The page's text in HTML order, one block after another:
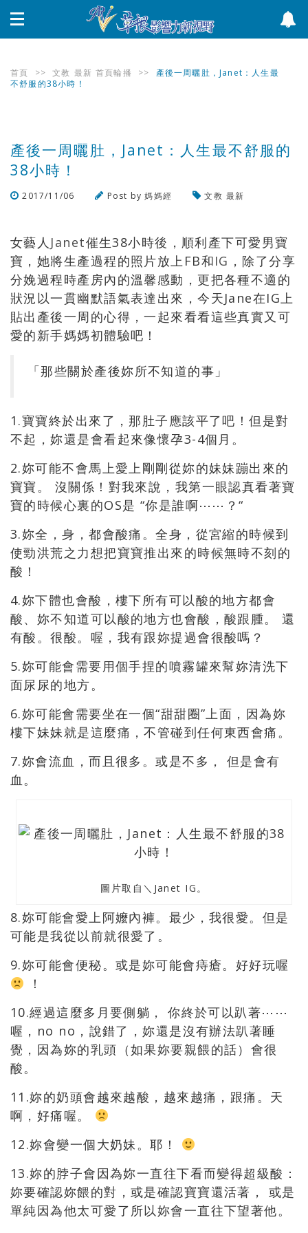
首頁 >> 文教 最新 首頁輪播 >>
產後一周曬肚，Janet：人生最
不舒服的38小時！
產後一周曬肚，Janet：人生最不舒服的
38小時！
2017/11/06 Post by媽媽經 文教 最新
女藝人 Janet催生38小時後，順利產下可愛男寶
寶，她將生產過程的照片放上FB和IG ，除了分享
分娩過程時產房內的溫馨感動，更把各種不適的
狀況以一貫幽默語氣表達出來，今天Jane在IG上
貼出產後一周的心得，一起來看看這些真實又可
愛的新手媽媽初體驗吧！
「那些關於產後妳所不知道的事」
1.寶寶終於出來了，那肚子應該平了吧！但是對
不起，妳還是會看起來像懷孕3-4個月。
2.妳可能不會馬上愛上剛剛從妳的妹妹蹦出來的
寶寶。 沒關係！對我來說，我第一眼認真看著寶
寶的時候心裏的OS是 “你是誰啊⋯⋯？“
3.妳全，身，都會酸痛。全身，從宮縮的時候到
使勁洪荒之力想把寶寶推出來的時候無時不刻的
酸！
4.妳下體也會酸，樓下所有可以酸的地方都會
酸、妳不知道可以酸的地方也會酸，酸跟腫。 還
有酸。很酸。喔，我有跟妳提過會很酸嗎？
5.妳可能會需要用個手捏的噴霧罐來幫妳清洗下
面尿尿的地方。
6.妳可能會需要坐在一個“甜甜圈”上面，因為妳
樓下妹妹就是這麼痛，不管碰到任何東西會痛。
7.妳會流血，而且很多。或是不多， 但是會有
血。
圖片取自＼Janet IG。
8.妳可能會愛上阿嬤內褲。最少，我很愛。但是
可能是我從以前就很愛了。
9.妳可能會便秘。或是妳可能會痔瘡。好好玩喔
！
10.經過這麼多月要側躺， 你終於可以趴著⋯⋯
喔，no no，說錯了，妳還是沒有辦法趴著睡
覺，因為妳的乳頭（如果妳要親餵的話）會很
酸。
11.妳的奶頭會越來越酸，越來越痛，跟痛。天
啊，好痛喔。
12.妳會變一個大奶妹。耶！
13.妳的脖子會因為妳一直往下看而變得超級酸：
妳要確認妳餵的對，或是確認寶寶還活著， 或是
單純因為他太可愛了所以妳會一直往下望著他。